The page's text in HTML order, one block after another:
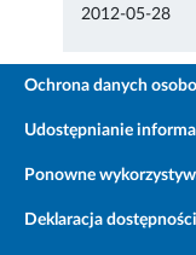
2012-05-28
Ochrona danych
Udostępnianie
Ponowne
Deklaracja dostępności